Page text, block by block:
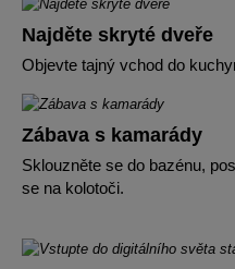
Najděte skryté dveře
Objevte tajný vchod do
Zábava s kamarády
Sklouzněte se do bazénu,
se na kolotoči.